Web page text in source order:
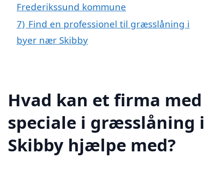
Frederikssund kommune
7) Find en professionel til græsslåning i
byer nær Skibby
Hvad kan et firma med
speciale i græsslåning i
Skibby hjælpe med?